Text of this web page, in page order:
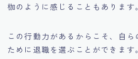
枷のように感じることもあります。
この行動力があるからこそ、自ら
ために退職を選ぶことができます。